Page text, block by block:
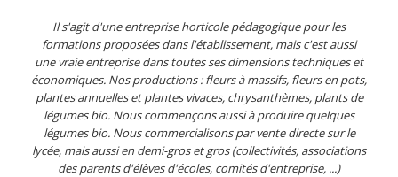
Il s'agit d'une entreprise horticole pédagogique pour les
formations proposées dans l'établissement, mais c'est aussi
une vraie entreprise dans toutes ses dimensions techniques et
économiques. Nos productions : fleurs à massifs, fleurs en pots,
plantes annuelles et plantes vivaces, chrysanthèmes, plants de
légumes bio. Nous commençons aussi à produire quelques
légumes bio. Nous commercialisons par vente directe sur le
lycée, mais aussi en demi-gros et gros (collectivités, associations
des parents d'élèves d'écoles, comités d'entreprise, ...)